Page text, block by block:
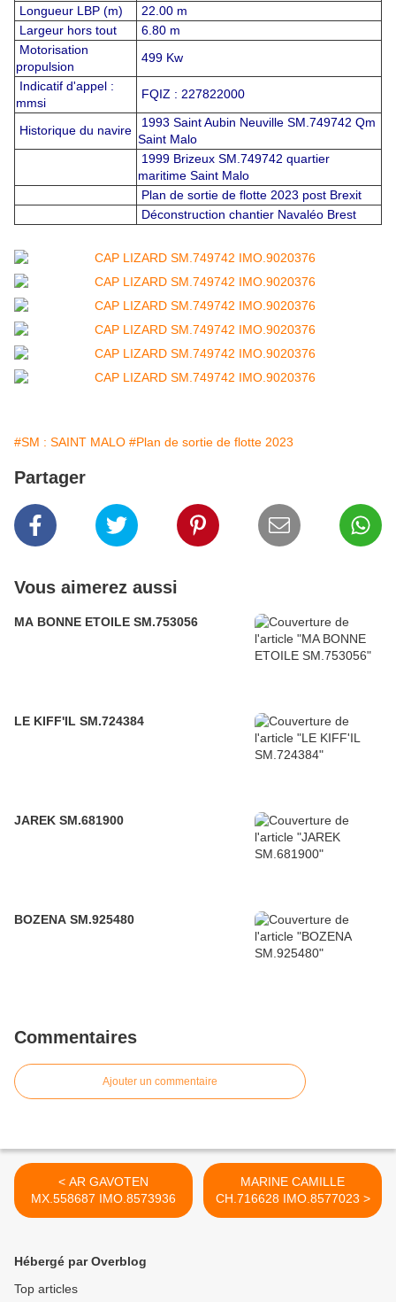
Longueur LBP (m)
22.00 m
Largeur hors tout
6.80 m
Motorisation
propulsion
499 Kw
Indicatif d'appel :
mmsi
FQIZ : 227822000
Historique du navire
1993 Saint Aubin Neuville SM.749742 Qm
Saint Malo
1999 Brizeux SM.749742 quartier
maritime Saint Malo
Plan de sortie de flotte 2023 post Brexit
Déconstruction chantier Navaléo Brest
#SM : SAINT MALO #Plan de sortie de flotte 2023
Partager
Vous aimerez aussi
MA BONNE ETOILE SM.753056
LE KIFF'IL SM.724384
JAREK SM.681900
BOZENA SM.925480
Commentaires
Ajouter un commentaire
< AR GAVOTEN
MX.558687 IMO.8573936
MARINE CAMILLE
CH.716628 IMO.8577023 >
Hébergé par Overblog
Top articles